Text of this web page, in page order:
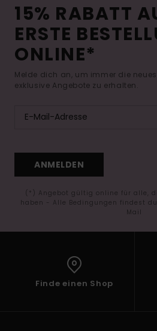
15% RABATT
ERSTE
ONLINE*
Melde dich an, um immer die
exklusive Angebote zu erhalten.
ANMELDEN
(*) Angebot gültig online für alle,
haben - Alle Bedingungen findest
Mail
Finde einen Shop